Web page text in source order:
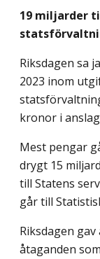
19 miljarder
Riksdagen sa
2023 inom
kronor i
Mest pengar
drygt 15
till Statens
går till
Riksdagen
åtaganden